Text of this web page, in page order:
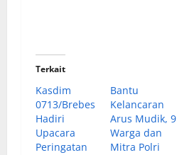
Terkait
Kasdim
0713/Brebes
Hadiri
Upacara
Peringatan
Bantu
Kelancaran
Arus Mudik, 9
Warga dan
Mitra Polri